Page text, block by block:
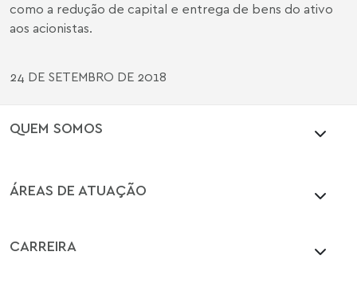
como a redução de capital e entrega de bens do ativo
aos acionistas.
24 DE SETEMBRO DE 2018
QUEM SOMOS
ÁREAS DE ATUAÇÃO
CARREIRA